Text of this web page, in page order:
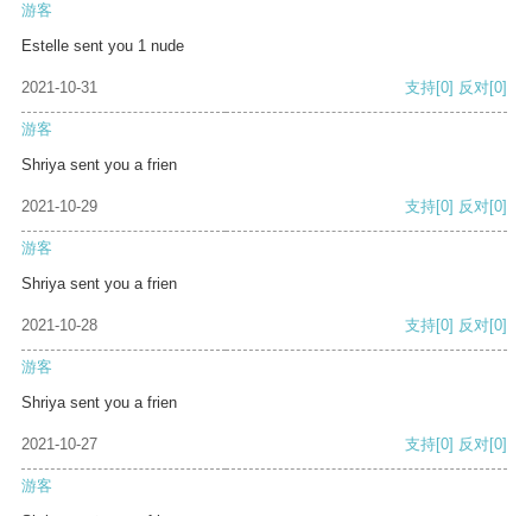
游客
Estelle sent you 1 nude
2021-10-31 支持[0] 反对[0]
游客
Shriya sent you a frien
2021-10-29 支持[0] 反对[0]
游客
Shriya sent you a frien
2021-10-28 支持[0] 反对[0]
游客
Shriya sent you a frien
2021-10-27 支持[0] 反对[0]
游客